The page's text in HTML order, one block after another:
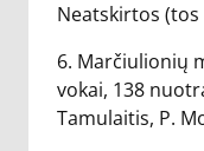
Neatskirtos (tos
6. Marčiulionių
vokai, 138
Tamulaitis, P.